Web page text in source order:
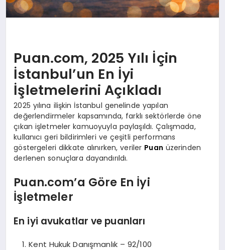
Puan.com, 2025 Yılı İçin
İstanbul’un En İyi
İşletmelerini Açıkladı
2025 yılına ilişkin İstanbul genelinde yapılan
değerlendirmeler kapsamında, farklı sektörlerde öne
çıkan işletmeler kamuoyuyla paylaşıldı. Çalışmada,
kullanıcı geri bildirimleri ve çeşitli performans
göstergeleri dikkate alınırken, veriler Puan üzerinden
derlenen sonuçlara dayandırıldı.
Puan.com’a Göre En İyi
İşletmeler
En iyi avukatlar ve puanları
Kent Hukuk Danışmanlık – 92/100